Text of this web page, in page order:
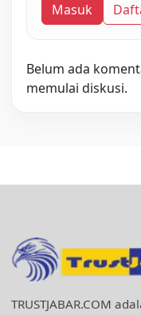
Masuk
Belum ada
memulai diskusi.
TRUSTJABAR.COM